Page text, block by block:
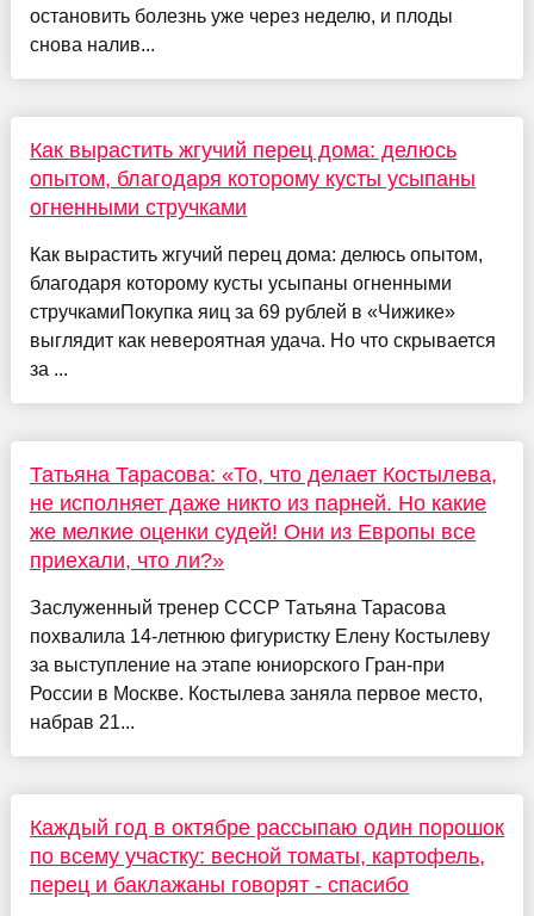
остановить болезнь уже через неделю, и плоды
снова налив...
Как вырастить жгучий перец дома: делюсь
опытом, благодаря которому кусты усыпаны
огненными стручками
Как вырастить жгучий перец дома: делюсь опытом,
благодаря которому кусты усыпаны огненными
стручкамиПокупка яиц за 69 рублей в «Чижике»
выглядит как невероятная удача. Но что скрывается
за ...
Татьяна Тарасова: «То, что делает Костылева,
не исполняет даже никто из парней. Но какие
же мелкие оценки судей! Они из Европы все
приехали, что ли?»
Заслуженный тренер СССР Татьяна Тарасова
похвалила 14-летнюю фигуристку Елену Костылеву
за выступление на этапе юниорского Гран-при
России в Москве. Костылева заняла первое место,
набрав 21...
Каждый год в октябре рассыпаю один порошок
по всему участку: весной томаты, картофель,
перец и баклажаны говорят - спасибо